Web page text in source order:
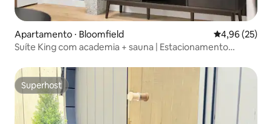
Apartamento ⋅ Bloomfield 4,96 de uma
4,96 (25)
Suíte King com academia + sauna | Estacionamento
Superhost
Superhost